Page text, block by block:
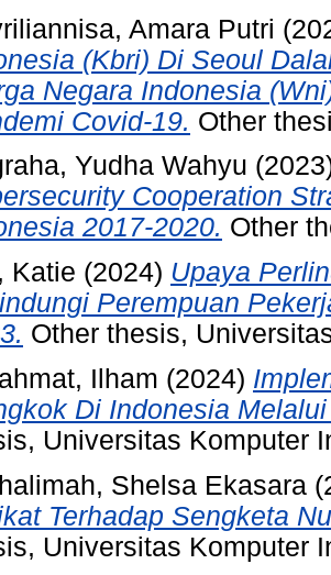
Amara Putri
(Kbri) Di Seoul
Negara Indonesia
Covid-19. Other
Yudha Wahyu
Cooperation
2017-2020. Other
Katie (2024) Upaya
Perempuan
Other thesis,
Ilham (2024)
Di Indonesia
Universitas Komputer
Shelsa Ekasara
Terhadap Sengketa
Universitas Komputer